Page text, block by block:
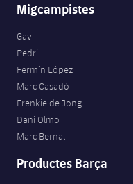
Migcampistes
Gavi
Pedri
Fermín López
Marc Casadó
Frenkie de Jong
Dani Olmo
Marc Bernal
Productes Barça